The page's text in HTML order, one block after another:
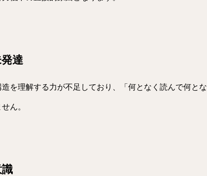
達
を理解する力が不足しており、「何となく読んで何とな
ん。